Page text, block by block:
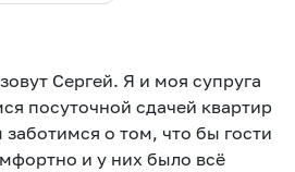
Сергей. Я и моя супруга
посуточной сдачей квартир
о том, что бы гости
и у них было всё